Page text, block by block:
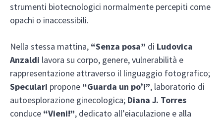
strumenti biotecnologici normalmente percepiti come
opachi o inaccessibili.
Nella stessa mattina, “Senza posa” di Ludovica
Anzaldi lavora su corpo, genere, vulnerabilità e
rappresentazione attraverso il linguaggio fotografico;
Speculari propone “Guarda un po’!”, laboratorio di
autoesplorazione ginecologica; Diana J. Torres
conduce “Vieni!”, dedicato all’eiaculazione e alla